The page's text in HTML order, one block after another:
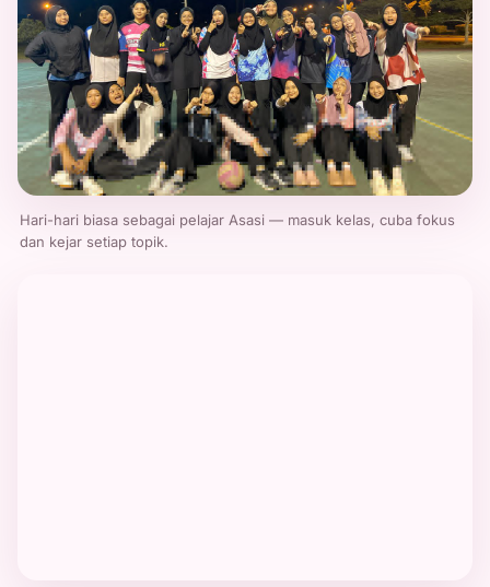
Hari-hari biasa sebagai pelajar Asasi — masuk kelas, cuba fokus
dan kejar setiap topik.